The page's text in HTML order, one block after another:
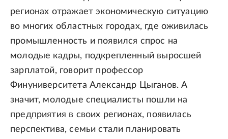
регионах отражает экономическую ситуацию
во многих областных городах, где оживилась
промышленность и появился спрос на
молодые кадры, подкрепленный выросшей
зарплатой, говорит профессор
Финуниверситета Александр Цыганов. А
значит, молодые специалисты пошли на
предприятия в своих регионах, появилась
перспектива, семьи стали планировать